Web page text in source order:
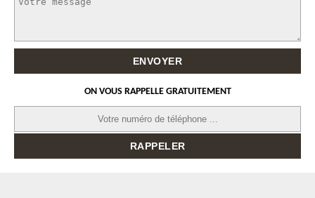
ON VOUS RAPPELLE GRATUITEMENT